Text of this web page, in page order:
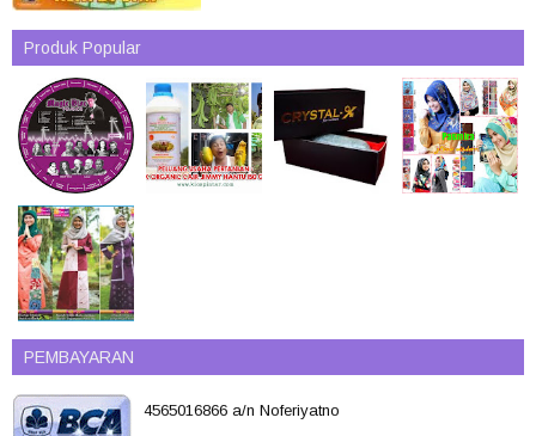
Produk Popular
PEMBAYARAN
4565016866 a/n Noferiyatno